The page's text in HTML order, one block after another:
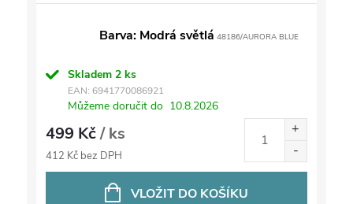
Barva: Modrá světlá 48186/AURORA BLUE
Skladem 2 ks
EAN: 6941770086921
Můžeme doručit do 10.8.2026
499 Kč/ ks
412 Kč bez DPH
VLOŽIT DO KOŠÍKU